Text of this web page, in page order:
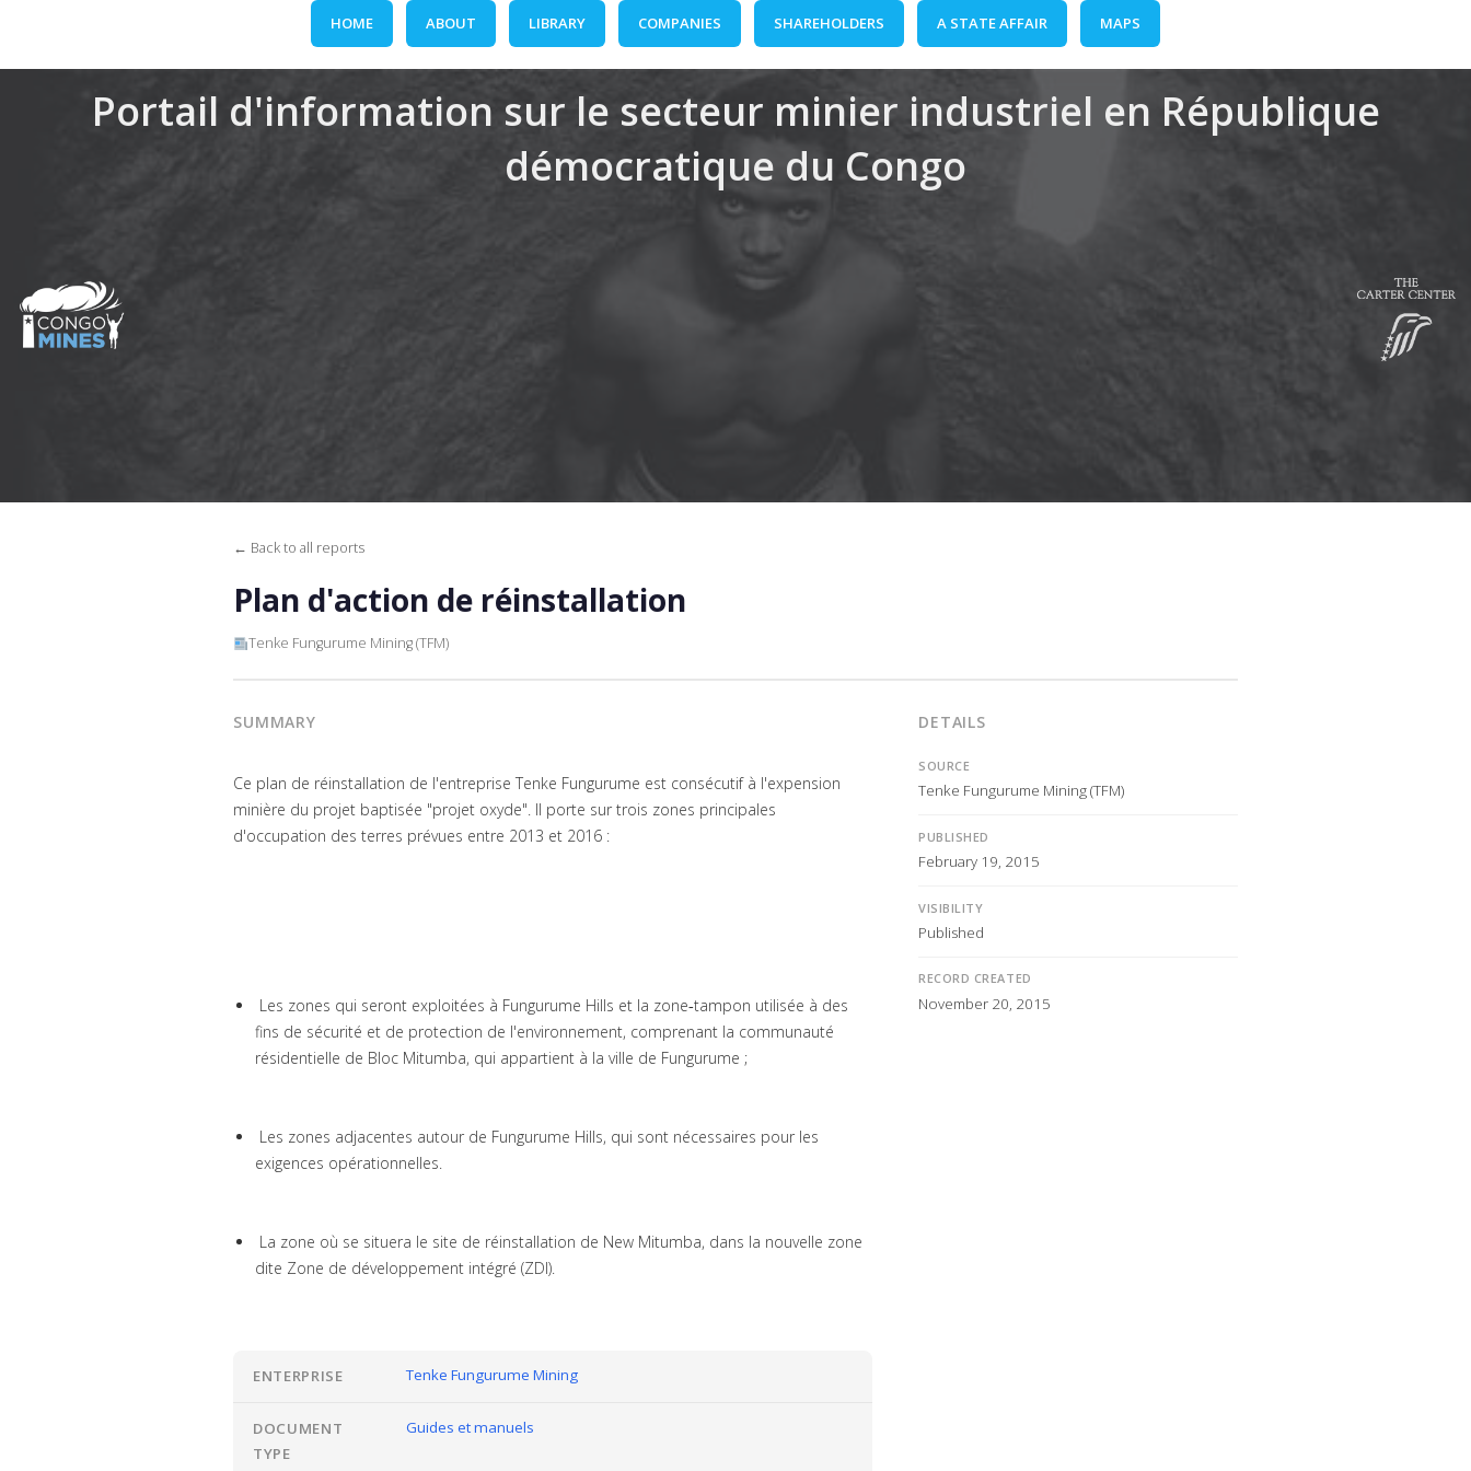
content
HOME ABOUT LIBRARY COMPANIES SHAREHOLDERS A STATE AFFAIR MAPS
Portail d'information sur le secteur minier industriel en République
démocratique du Congo
← Back to all reports
Plan d'action de réinstallation
Tenke Fungurume Mining (TFM)
SUMMARY
Ce plan de réinstallation de l'entreprise Tenke Fungurume est consécutif à l'expension
minière du projet baptisée "projet oxyde". Il porte sur trois zones principales
d'occupation des terres prévues entre 2013 et 2016 :
Les zones qui seront exploitées à Fungurume Hills et la zone‐tampon utilisée à des
fins de sécurité et de protection de l'environnement, comprenant la communauté
résidentielle de Bloc Mitumba, qui appartient à la ville de Fungurume ;
Les zones adjacentes autour de Fungurume Hills, qui sont nécessaires pour les
exigences opérationnelles.
La zone où se situera le site de réinstallation de New Mitumba, dans la nouvelle zone
dite Zone de développement intégré (ZDI).
ENTERPRISE Tenke Fungurume Mining
DOCUMENT
TYPE
Guides et manuels
DETAILS
SOURCE
Tenke Fungurume Mining (TFM)
PUBLISHED
February 19, 2015
VISIBILITY
Published
RECORD CREATED
November 20, 2015